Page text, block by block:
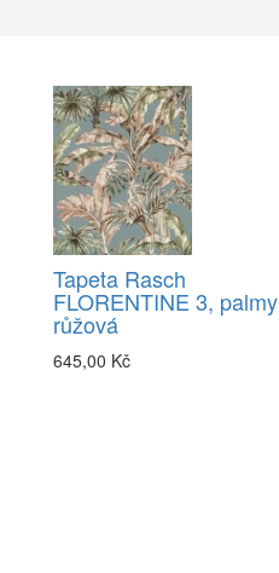
Tapeta Rasch
FLORENTINE 3, palmy
růžová
645,00 Kč